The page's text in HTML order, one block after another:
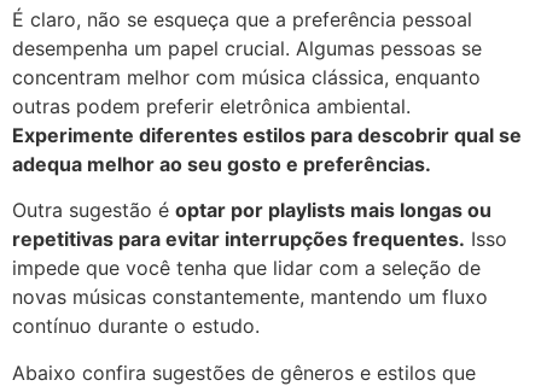
É claro, não se esqueça que a preferência pessoal
desempenha um papel crucial. Algumas pessoas se
concentram melhor com música clássica, enquanto
outras podem preferir eletrônica ambiental.
Experimente diferentes estilos para descobrir qual se
adequa melhor ao seu gosto e preferências.
Outra sugestão é optar por playlists mais longas ou
repetitivas para evitar interrupções frequentes. Isso
impede que você tenha que lidar com a seleção de
novas músicas constantemente, mantendo um fluxo
contínuo durante o estudo.
Abaixo confira sugestões de gêneros e estilos que